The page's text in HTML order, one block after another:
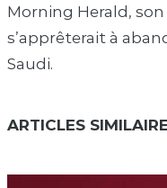
Morning Herald,
s’apprêterait à
Saudi.
ARTICLES